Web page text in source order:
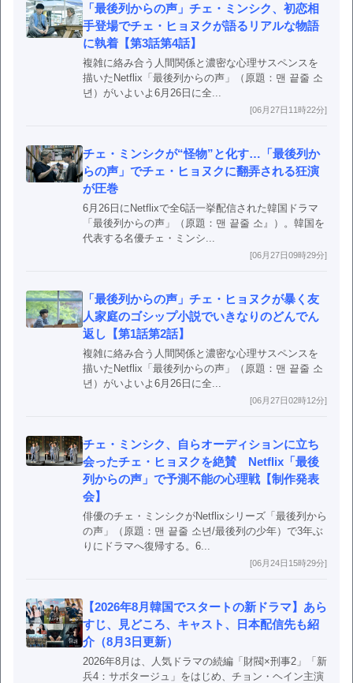
「最後列からの声」チェ・ミンシク、初恋相
手登場でチェ・ヒョヌクが語るリアルな物語
に執着【第3話第4話】
複雑に絡み合う人間関係と濃密な心理サスペンスを
描いたNetflix「最後列からの声」（原題：맨 끝줄 소
년）がいよいよ6月26日に全...
[06月27日11時22分]
チェ・ミンシクが“怪物”と化す…「最後列か
らの声」でチェ・ヒョヌクに翻弄される狂演
が圧巻
6月26日にNetflixで全6話一挙配信された韓国ドラマ
「最後列からの声」（原題：맨 끝줄 소』）。韓国を
代表する名優チェ・ミンシ...
[06月27日09時29分]
「最後列からの声」チェ・ヒョヌクが暴く友
人家庭のゴシップ小説でいきなりのどんでん
返し【第1話第2話】
複雑に絡み合う人間関係と濃密な心理サスペンスを
描いたNetflix「最後列からの声」（原題：맨 끝줄 소
년）がいよいよ6月26日に全...
[06月27日02時12分]
チェ・ミンシク、自らオーディションに立ち
会ったチェ・ヒョヌクを絶賛 Netflix「最後
列からの声」で予測不能の心理戦【制作発表
会】
俳優のチェ・ミンシクがNetflixシリーズ「最後列から
の声」（原題：맨 끝줄 소년/最後列の少年）で3年ぶ
りにドラマへ復帰する。6...
[06月24日15時29分]
【2026年8月韓国でスタートの新ドラマ】あら
すじ、見どころ、キャスト、日本配信先も紹
介（8月3日更新）
2026年8月は、人気ドラマの続編「財閥×刑事2」「新
兵4：サボタージュ」をはじめ、チョン・ヘイン主演